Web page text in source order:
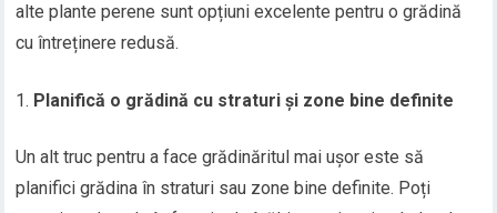
alte plante perene sunt opțiuni excelente pentru o grădină
cu întreținere redusă.
Planifică o grădină cu straturi și zone bine definite
Un alt truc pentru a face grădinăritul mai ușor este să
planifici grădina în straturi sau zone bine definite. Poți